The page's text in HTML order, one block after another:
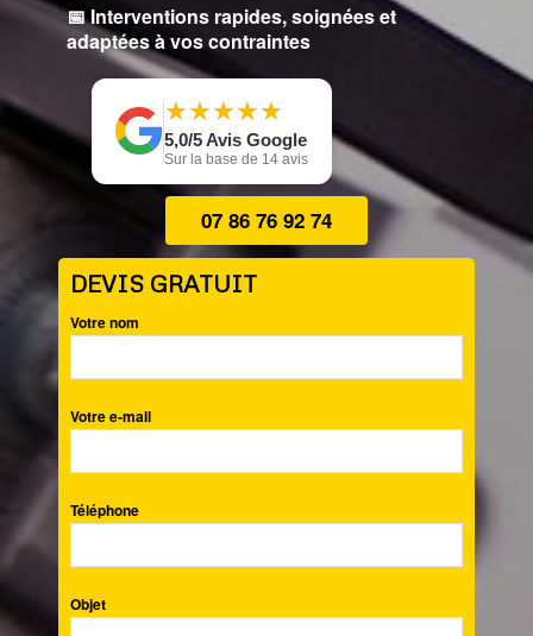
📅 Interventions rapides, soignées et
adaptées à vos contraintes
★
★★
★★
★★
★★
★
5,0/5 Avis Google
Sur la base de 14 avis
07 86 76 92 74
DEVIS GRATUIT
Votre nom
Votre e-mail
Téléphone
Objet